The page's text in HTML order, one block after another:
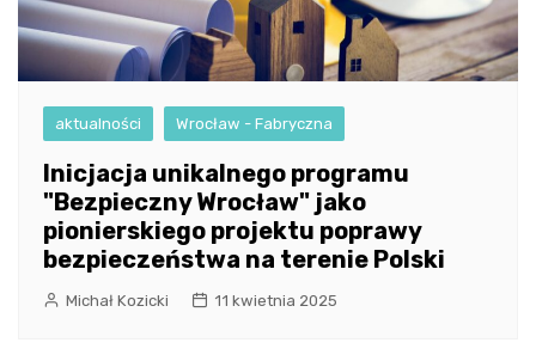
aktualności Wrocław - Fabryczna
Inicjacja unikalnego programu
"Bezpieczny Wrocław" jako
pionierskiego projektu poprawy
bezpieczeństwa na terenie Polski
Michał Kozicki 11 kwietnia 2025